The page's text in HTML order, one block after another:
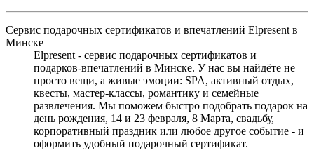
Сервис подарочных сертификатов и впечатлений Elpresent в
Минске
Elpresent - сервис подарочных сертификатов и
подарков‑впечатлений в Минске. У нас вы найдёте не
просто вещи, а живые эмоции: SPA, активный отдых,
квесты, мастер‑классы, романтику и семейные
развлечения. Мы поможем быстро подобрать подарок на
день рождения, 14 и 23 февраля, 8 Марта, свадьбу,
корпоративный праздник или любое другое событие - и
оформить удобный подарочный сертификат.